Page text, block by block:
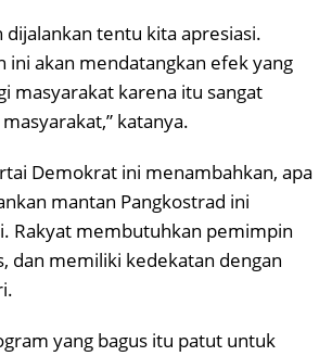
dijalankan tentu kita apresiasi.
ini akan mendatangkan efek yang
masyarakat karena itu sangat
katanya.
Demokrat ini menambahkan, apa
mantan Pangkostrad ini
Rakyat membutuhkan pemimpin
dan memiliki kedekatan dengan
yang bagus itu patut untuk